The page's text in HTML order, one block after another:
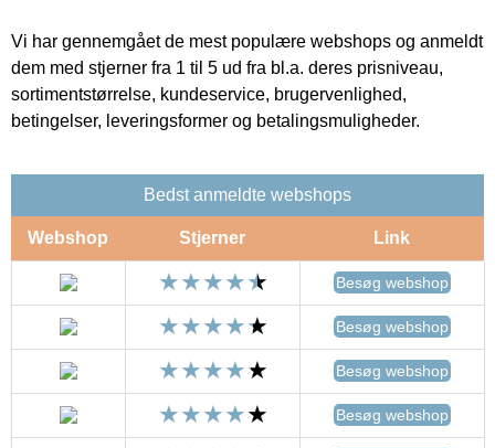
Vi har gennemgået de mest populære webshops og anmeldt
dem med stjerner fra 1 til 5 ud fra bl.a. deres prisniveau,
sortimentstørrelse, kundeservice, brugervenlighed,
betingelser, leveringsformer og betalingsmuligheder.
Bedst anmeldte webshops
Webshop Stjerner Link
Besøg webshop
Besøg webshop
Besøg webshop
Besøg webshop